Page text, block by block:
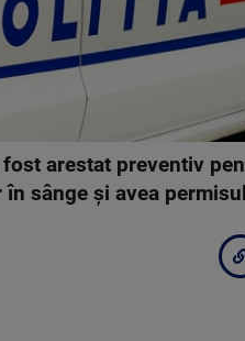
arestat preventiv
sânge şi avea